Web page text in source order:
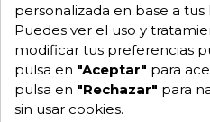
Pide tu
personalizada en base a
Puedes ver el uso y
modificar tus preferencias
pulsa en "Aceptar" para
pulsa en "Rechazar" para
sin usar cookies.